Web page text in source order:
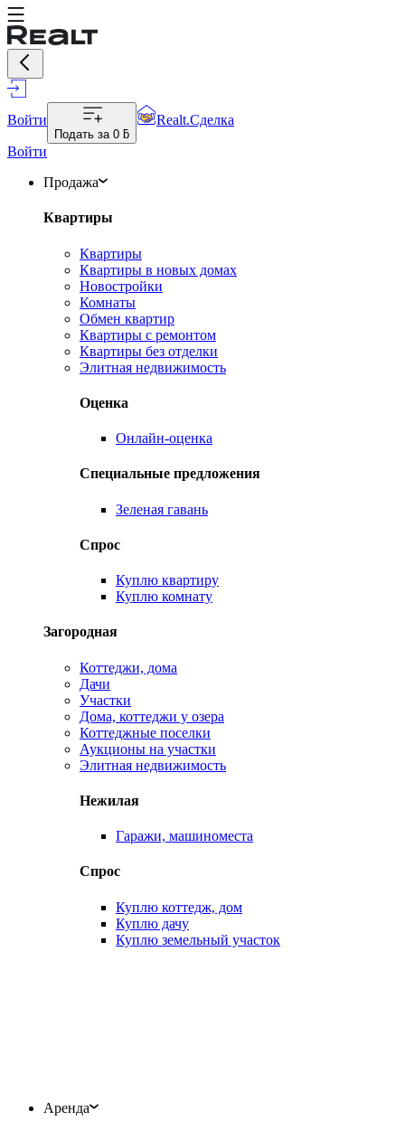
Войти
Подать за 0 ƃ
Realt.Сделка
Войти
Продажа
Квартиры
Квартиры
Квартиры в новых домах
Новостройки
Комнаты
Обмен квартир
Квартиры с ремонтом
Квартиры без отделки
Элитная недвижимость
Оценка
Онлайн-оценка
Специальные предложения
Зеленая гавань
Спрос
Куплю квартиру
Куплю комнату
Загородная
Коттеджи, дома
Дачи
Участки
Дома, коттеджи у озера
Коттеджные поселки
Аукционы на участки
Элитная недвижимость
Нежилая
Гаражи, машиноместа
Спрос
Куплю коттедж, дом
Куплю дачу
Куплю земельный участок
Аренда